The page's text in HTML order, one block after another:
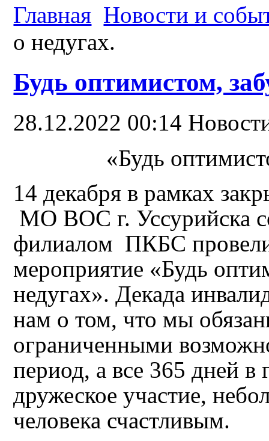
Главная Новости и
о недугах.
Будь оптимистом,
28.12.2022 00:14
«Будь
14 декабря в рамках
МО ВОС г. Уссурийска
филиалом ПКБС
мероприятие «Будь
недугах». Декада
нам о том, что мы
ограниченными
период, а все 365 дней в
дружеское участие,
человека счастливым.